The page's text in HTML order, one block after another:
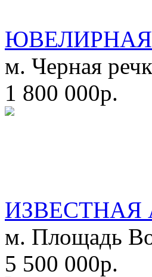
м. Черная
1 800 000р.
ИЗВЕСТНАЯ
м. Площадь
5 500 000р.